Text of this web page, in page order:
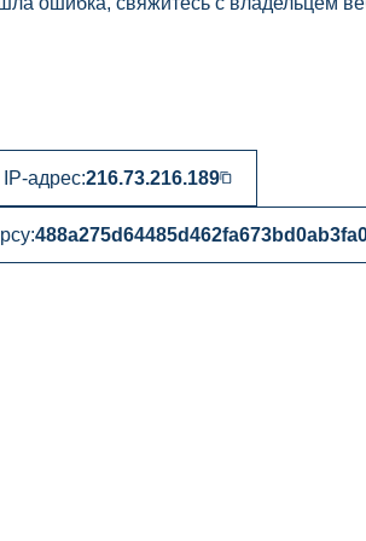
адрес:216.73.216.189